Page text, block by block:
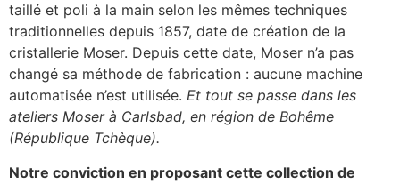
taillé et poli à la main selon les mêmes techniques
traditionnelles depuis 1857, date de création de la
cristallerie Moser. Depuis cette date, Moser n’a pas
changé sa méthode de fabrication : aucune machine
automatisée n’est utilisée. Et tout se passe dans les
ateliers Moser à Carlsbad, en région de Bohême
(République Tchèque).
Notre conviction en proposant cette collection de